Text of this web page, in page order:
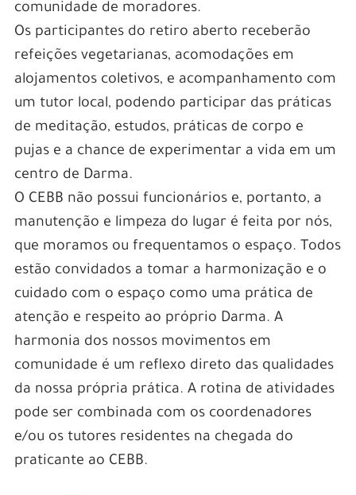
comunidade de moradores.
Os participantes do retiro aberto receberão
refeições vegetarianas, acomodações em
alojamentos coletivos, e acompanhamento com
um tutor local, podendo participar das práticas
de meditação, estudos, práticas de corpo e
pujas e a chance de experimentar a vida em um
centro de Darma.
O CEBB não possui funcionários e, portanto, a
manutenção e limpeza do lugar é feita por nós,
que moramos ou frequentamos o espaço. Todos
estão convidados a tomar a harmonização e o
cuidado com o espaço como uma prática de
atenção e respeito ao próprio Darma. A
harmonia dos nossos movimentos em
comunidade é um reflexo direto das qualidades
da nossa própria prática. A rotina de atividades
pode ser combinada com os coordenadores
e/ou os tutores residentes na chegada do
praticante ao CEBB.